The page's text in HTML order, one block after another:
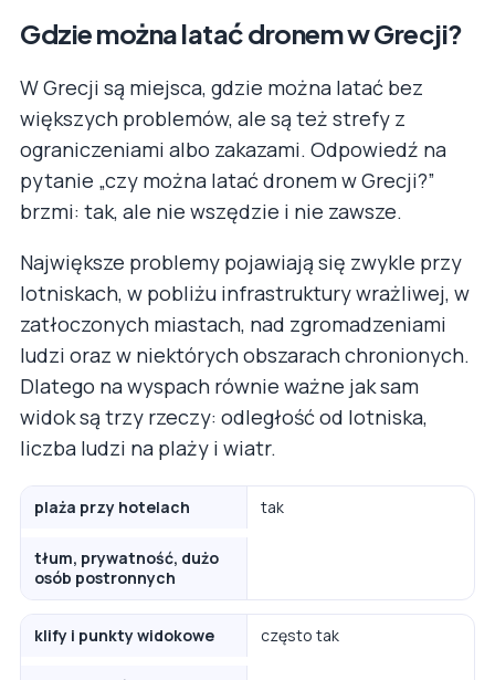
Gdzie można latać dronem w Grecji?
W Grecji są miejsca, gdzie można latać bez
większych problemów, ale są też strefy z
ograniczeniami albo zakazami. Odpowiedź na
pytanie „czy można latać dronem w Grecji?”
brzmi: tak, ale nie wszędzie i nie zawsze.
Największe problemy pojawiają się zwykle przy
lotniskach, w pobliżu infrastruktury wrażliwej, w
zatłoczonych miastach, nad zgromadzeniami
ludzi oraz w niektórych obszarach chronionych.
Dlatego na wyspach równie ważne jak sam
widok są trzy rzeczy: odległość od lotniska,
liczba ludzi na plaży i wiatr.
plaża przy hotelach tak
tłum, prywatność, dużo
osób postronnych
klify i punkty widokowe często tak